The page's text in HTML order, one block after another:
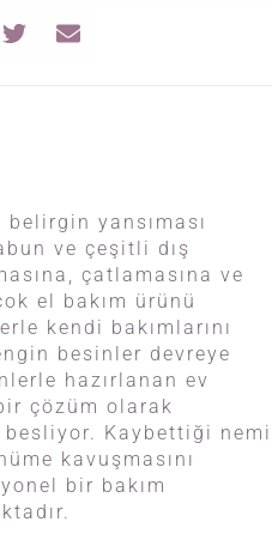
yansıması
ve çeşitli dış
çatlamasına ve
el bakım ürünü
kendi bakımlarını
besinler devreye
hazırlanan ev
çözüm olarak
Kaybettiği nemi
kavuşmasını
bir bakım